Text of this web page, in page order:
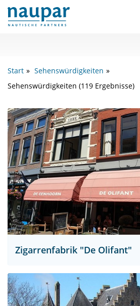
Start
Sehenswürdigkeiten
Sehenswürdigkeiten (119 Ergebnisse)
Zigarrenfabrik "De Olifant"